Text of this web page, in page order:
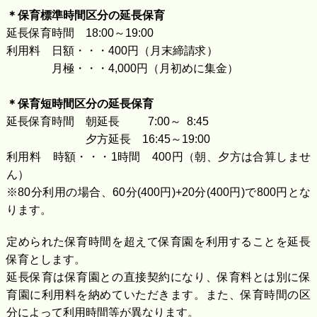
＊保育標準時間区分の延長保育
延長保育時間 18:00～19:00
利用料 日額・・・400円（月末締請求）
月極・・・4,000円（月初めに集金）
＊保育短時間区分の延長保育
延長保育時間 朝延長 7:00～ 8:45
夕方延長 16:45～19:00
利用料 時額・・・1時間 400円（朝、夕方は合算しませ
ん）
※80分利用の場合、60分(400円)+20分(400円)で800円とな
ります。
定められた保育時間を超えて保育園を利用することを延長
保育とします。
延長保育は保育園との直接契約になり、保育料とは別に保
育園に利用料を納めていただきます。また、保育時間の区
分によって利用時間等が異なります。